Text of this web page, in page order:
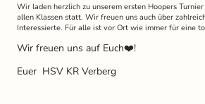
Wir laden herzlich zu unserem ersten Hoopers
allen Klassen statt. Wir freuen uns auch über
Interessierte. Für alle ist vor Ort wie immer für eine
Wir freuen uns auf Euch❤️!
Euer HSV KR Verberg